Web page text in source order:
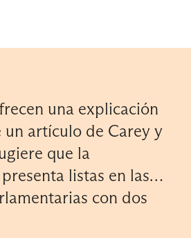
una explicación
artículo de Carey y
que la
listas en las
con dos
debido a que, en